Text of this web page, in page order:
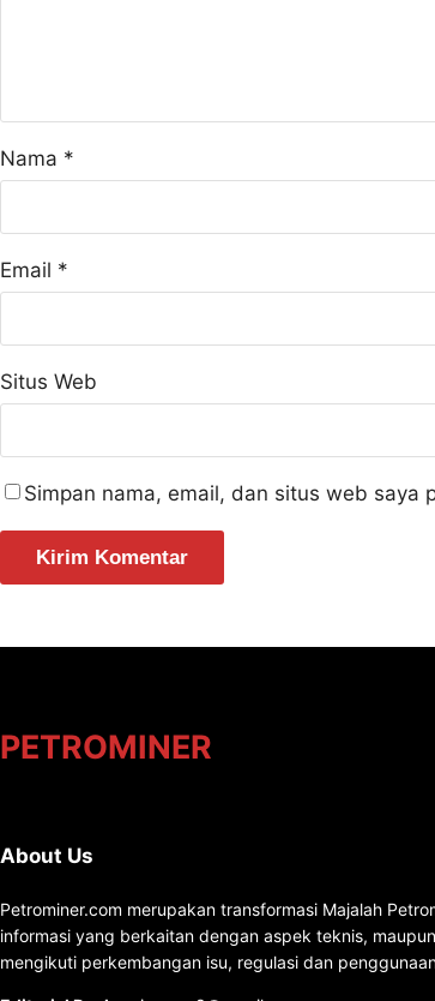
Nama *
Email *
Situs Web
Simpan nama, email, dan situs web saya
PETROMINER
About Us
Petrominer.com merupakan transformasi Majalah
informasi yang berkaitan dengan aspek teknis,
mengikuti perkembangan isu, regulasi dan